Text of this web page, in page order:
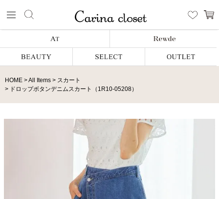
HOME All Items
スカート
ドロップボタンデニムスカート（1R10-05208）